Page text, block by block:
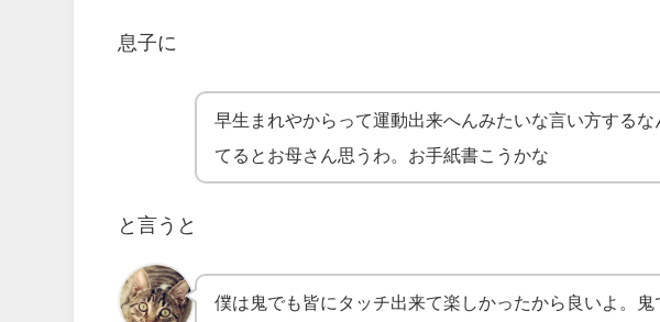
息子に
早生まれやからって運動出来へんみたいな言い方する
てるとお母さん思うわ。お手紙書こうかな
と言うと
僕は鬼でも皆にタッチ出来て楽しかったから良いよ。